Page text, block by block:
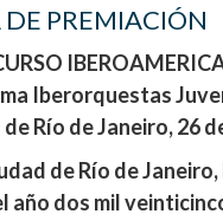
PREMIACIÓN
Iberorquestas
Río de Janeiro, 26
de Río de
año dos mil